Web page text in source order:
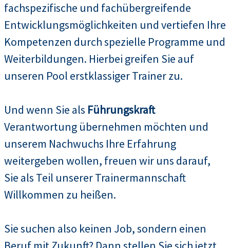
fachspezifische und fachübergreifende
Entwicklungsmöglichkeiten und vertiefen Ihre
Kompetenzen durch spezielle Programme und
Weiterbildungen. Hierbei greifen Sie auf
unseren Pool erstklassiger Trainer zu.
Und wenn Sie als Führungskraft
Verantwortung übernehmen möchten und
unserem Nachwuchs Ihre Erfahrung
weitergeben wollen, freuen wir uns darauf,
Sie als Teil unserer Trainermannschaft
Willkommen zu heißen.
Sie suchen also keinen Job, sondern einen